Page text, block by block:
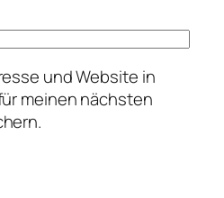
und Website in
meinen nächsten